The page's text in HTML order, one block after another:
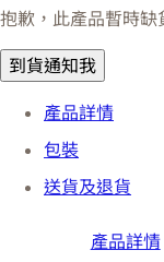
抱歉，此產品暫時缺
到貨通知我
產品詳情
包裝
送貨及退貨
產品詳情